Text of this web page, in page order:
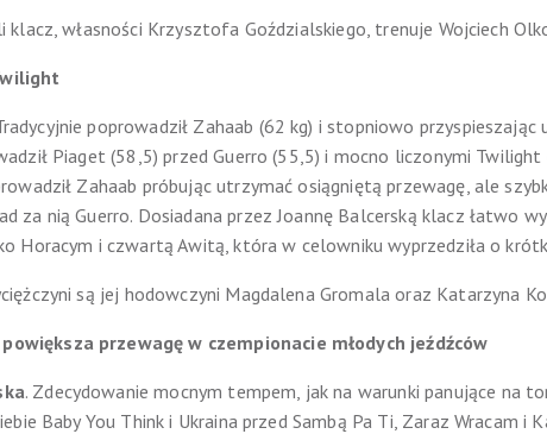
klacz, własności Krzysztofa Goździalskiego, trenuje Wojciech
poprowadził Zahaab (62 kg) i stopniowo przyspieszając
Piaget (58,5) przed Guerro (55,5) i mocno liczonymi
Zahaab próbując utrzymać osiągniętą przewagę, ale
za nią Guerro. Dosiadana przez Joannę Balcerską klacz łatwo
Horacym i czwartą Awitą, która w celowniku wyprzedziła o
są jej hodowczyni Magdalena Gromala oraz Katarzyna
przewagę w czempionacie młodych jeźdźców
. Zdecydowanie mocnym tempem, jak na warunki panujące na
Baby You Think i Ukraina przed Sambą Pa Ti, Zaraz Wracam i